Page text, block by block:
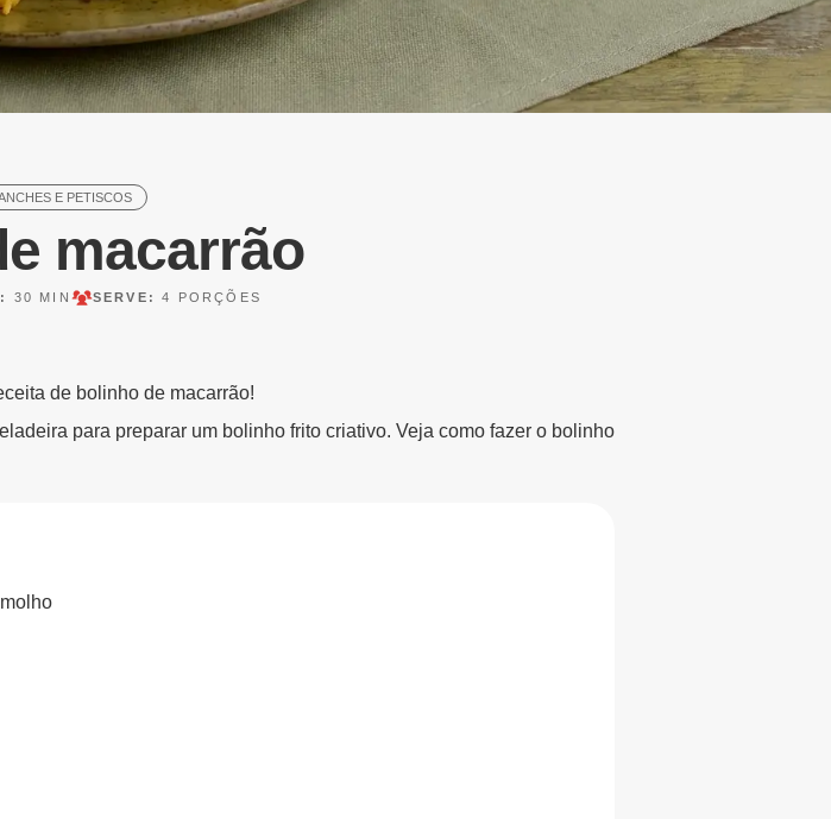
E PETISCOS
macarrão
30 MIN SERVE:4 PORÇÕES
de bolinho de macarrão!
para preparar um bolinho frito criativo. Veja como fazer o bolinho